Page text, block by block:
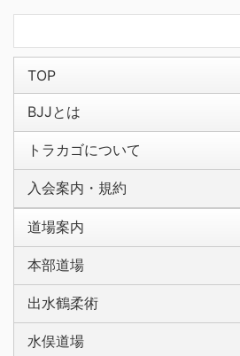
TOP
BJJとは
トラカゴについて
入会案内・規約
道場案内
本部道場
出水鶴柔術
水俣道場